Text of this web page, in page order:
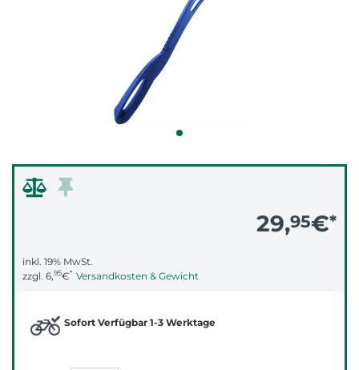
29,95€*
inkl. 19% MwSt.
zzgl. 6,95€* Versandkosten & Gewicht
Sofort Verfügbar 1-3 Werktage